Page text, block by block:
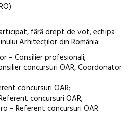
fără drept de vot, echipa
Arhitecților din România:
Consilier profesionali;
concursuri OAR, Coordonator
concursuri OAR;
concursuri OAR;
– Referent concursuri OAR.